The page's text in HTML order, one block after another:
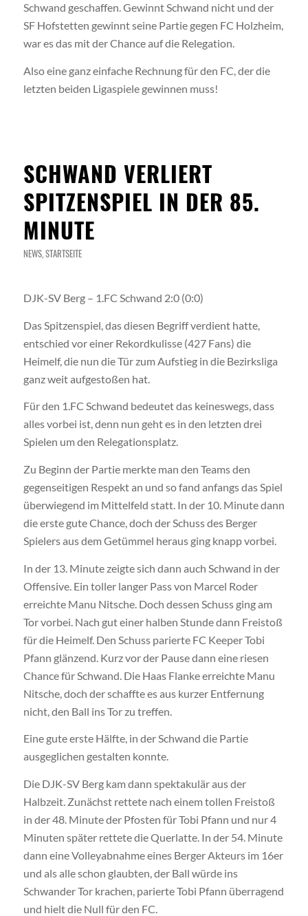
Schwand geschaffen. Gewinnt Schwand nicht und der
SF Hofstetten gewinnt seine Partie gegen FC Holzheim,
war es das mit der Chance auf die Relegation.
Also eine ganz einfache Rechnung für den FC, der die
letzten beiden Ligaspiele gewinnen muss!
SCHWAND VERLIERT
SPITZENSPIEL IN DER 85.
MINUTE
NEWS, STARTSEITE
DJK-SV Berg – 1.FC Schwand 2:0 (0:0)
Das Spitzenspiel, das diesen Begriff verdient hatte,
entschied vor einer Rekordkulisse (427 Fans) die
Heimelf, die nun die Tür zum Aufstieg in die Bezirksliga
ganz weit aufgestoßen hat.
Für den 1.FC Schwand bedeutet das keineswegs, dass
alles vorbei ist, denn nun geht es in den letzten drei
Spielen um den Relegationsplatz.
Zu Beginn der Partie merkte man den Teams den
gegenseitigen Respekt an und so fand anfangs das Spiel
überwiegend im Mittelfeld statt. In der 10. Minute dann
die erste gute Chance, doch der Schuss des Berger
Spielers aus dem Getümmel heraus ging knapp vorbei.
In der 13. Minute zeigte sich dann auch Schwand in der
Offensive. Ein toller langer Pass von Marcel Roder
erreichte Manu Nitsche. Doch dessen Schuss ging am
Tor vorbei. Nach gut einer halben Stunde dann Freistoß
für die Heimelf. Den Schuss parierte FC Keeper Tobi
Pfann glänzend. Kurz vor der Pause dann eine riesen
Chance für Schwand. Die Haas Flanke erreichte Manu
Nitsche, doch der schaffte es aus kurzer Entfernung
nicht, den Ball ins Tor zu treffen.
Eine gute erste Hälfte, in der Schwand die Partie
ausgeglichen gestalten konnte.
Die DJK-SV Berg kam dann spektakulär aus der
Halbzeit. Zunächst rettete nach einem tollen Freistoß
in der 48. Minute der Pfosten für Tobi Pfann und nur 4
Minuten später rettete die Querlatte. In der 54. Minute
dann eine Volleyabnahme eines Berger Akteurs im 16er
und als alle schon glaubten, der Ball würde ins
Schwander Tor krachen, parierte Tobi Pfann überragend
und hielt die Null für den FC.